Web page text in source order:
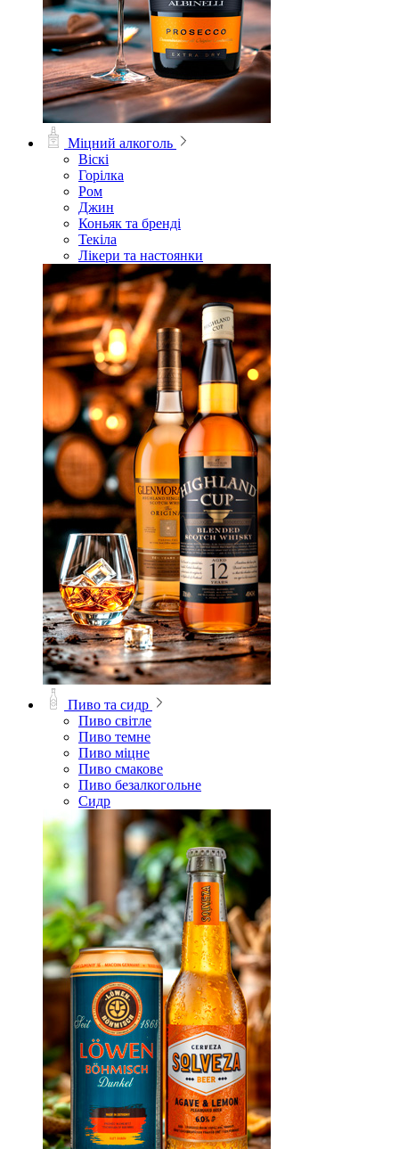
Міцний алкоголь
Віскі
Горілка
Ром
Джин
Коньяк та бренді
Текіла
Лікери та настоянки
Пиво та сидр
Пиво світле
Пиво темне
Пиво міцне
Пиво смакове
Пиво безалкогольне
Сидр